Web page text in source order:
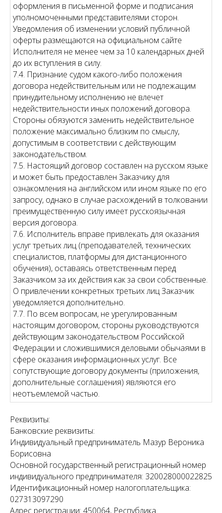
оформления в письменной форме и подписания
уполномоченными представителями сторон.
Уведомления об изменении условий публичной
оферты размещаются на официальном сайте
Исполнителя не менее чем за 10 календарных дней
до их вступления в силу.
7.4. Признание судом какого-либо положения
договора недействительным или не подлежащим
принудительному исполнению не влечет
недействительности иных положений договора.
Стороны обязуются заменить недействительное
положение максимально близким по смыслу,
допустимым в соответствии с действующим
законодательством.
7.5. Настоящий договор составлен на русском языке
и может быть предоставлен Заказчику для
ознакомления на английском или ином языке по его
запросу, однако в случае расхождений в толковании
преимущественную силу имеет русскоязычная
версия договора.
7.6. Исполнитель вправе привлекать для оказания
услуг третьих лиц (преподавателей, технических
специалистов, платформы для дистанционного
обучения), оставаясь ответственным перед
Заказчиком за их действия как за свои собственные.
О привлечении конкретных третьих лиц Заказчик
уведомляется дополнительно.
7.7. По всем вопросам, не урегулированным
настоящим договором, стороны руководствуются
действующим законодательством Российской
Федерации и сложившимися деловыми обычаями в
сфере оказания информационных услуг. Все
сопутствующие договору документы (приложения,
дополнительные соглашения) являются его
неотъемлемой частью.
Реквизиты:
Банковские реквизиты:
Индивидуальный предприниматель Мазур Вероника
Борисовна
Основной государственный регистрационный номер
индивидуального предпринимателя: 320028000022825
Идентификационный номер налогоплательщика:
027313097290
Адрес регистрации: 450064, Республика